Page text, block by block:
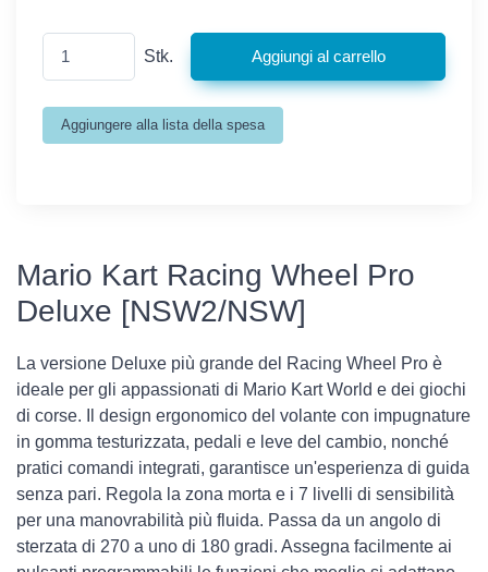
Stk.
Mario Kart Racing Wheel Pro
Deluxe [NSW2/NSW]
La versione Deluxe più grande del Racing Wheel Pro è
ideale per gli appassionati di Mario Kart World e dei giochi
di corse. Il design ergonomico del volante con impugnature
in gomma testurizzata, pedali e leve del cambio, nonché
pratici comandi integrati, garantisce un'esperienza di guida
senza pari. Regola la zona morta e i 7 livelli di sensibilità
per una manovrabilità più fluida. Passa da un angolo di
sterzata di 270 a uno di 180 gradi. Assegna facilmente ai